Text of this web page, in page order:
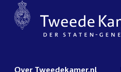
Over Tweedekamer.nl